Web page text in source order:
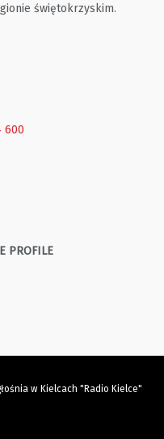
świętokrzyskim.
600
PROFILE
w Kielcach "Radio Kielce"